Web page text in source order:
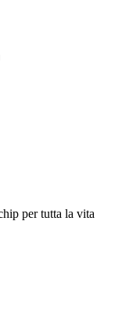
per tutta la vita